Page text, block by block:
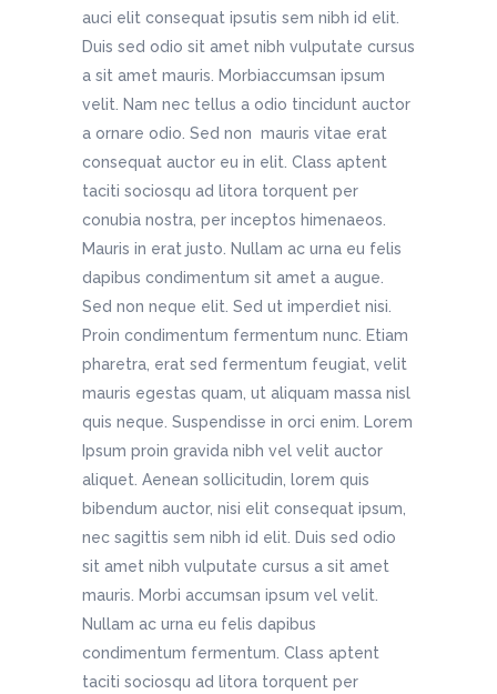
auci elit consequat ipsutis sem nibh id elit.
Duis sed odio sit amet nibh vulputate cursus
a sit amet mauris. Morbiaccumsan ipsum
velit. Nam nec tellus a odio tincidunt auctor
a ornare odio. Sed non mauris vitae erat
consequat auctor eu in elit. Class aptent
taciti sociosqu ad litora torquent per
conubia nostra, per inceptos himenaeos.
Mauris in erat justo. Nullam ac urna eu felis
dapibus condimentum sit amet a augue.
Sed non neque elit. Sed ut imperdiet nisi.
Proin condimentum fermentum nunc. Etiam
pharetra, erat sed fermentum feugiat, velit
mauris egestas quam, ut aliquam massa nisl
quis neque. Suspendisse in orci enim. Lorem
Ipsum proin gravida nibh vel velit auctor
aliquet. Aenean sollicitudin, lorem quis
bibendum auctor, nisi elit consequat ipsum,
nec sagittis sem nibh id elit. Duis sed odio
sit amet nibh vulputate cursus a sit amet
mauris. Morbi accumsan ipsum vel velit.
Nullam ac urna eu felis dapibus
condimentum fermentum. Class aptent
taciti sociosqu ad litora torquent per